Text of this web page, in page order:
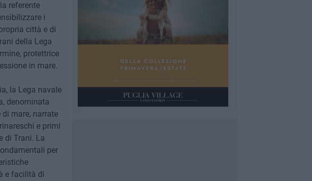
referente
i
città e di
della Lega
protettrice
in mare.
la Lega navale
denominata
mare, narrate
e primi
di Trani. La
per
e facilità di